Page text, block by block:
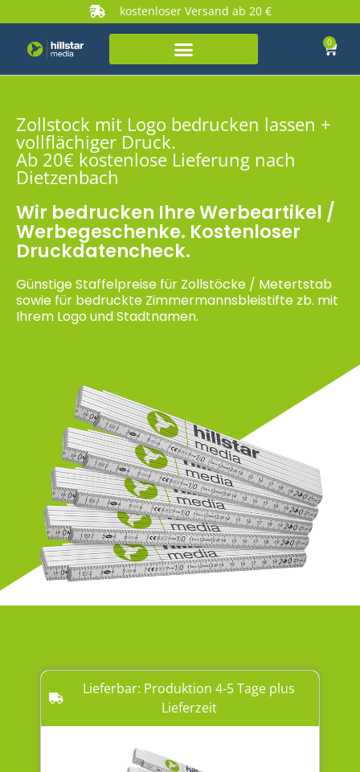
kostenloser Versand ab 20 €
0
Zollstock mit Logo bedrucken lassen +
vollflächiger Druck.
Ab 20€ kostenlose Lieferung nach
Dietzenbach
Wir bedrucken Ihre Werbeartikel /
Werbegeschenke. Kostenloser
Druckdatencheck.
Günstige Staffelpreise für Zollstöcke / Metertstab
sowie für bedruckte Zimmermannsbleistifte zb. mit
Ihrem Logo und Stadtnamen.
Lieferbar: Produktion 4-5 Tage plus
Lieferzeit